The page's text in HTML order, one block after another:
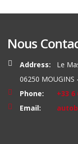
Nous
Address:
Le
06250 MOUGINS
Phone:
+33 6
Email: